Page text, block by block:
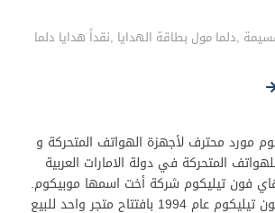
,دلما مول بطاقة الهدايا ,نقداً هدايا دلما
مورد محترف لأجهزة الهواتف المتحركة و
المتحركة في دولة الامارات العربية
فون تيليكوم شركة أخت اسمها موبيكوم.
تأسست شركة هاي فون تيليكوم عام 1994 بافتتاح متجر واحد للبيع